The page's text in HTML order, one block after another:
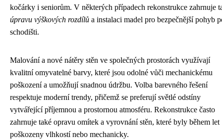
kočárky i seniorům. V některých případech rekonstrukce zahrnuje
úpravu výškových rozdílů a instalaci madel pro bezpečnější pohyb
schodišti.
Malování a nové nátěry stěn ve společných prostorách využívají
kvalitní omyvatelné barvy, které jsou odolné vůči mechanickému
poškození a umožňují snadnou údržbu. Volba barevného řešení
respektuje moderní trendy, přičemž se preferují světlé odstíny
vytvářející příjemnou a prostornou atmosféru. Rekonstrukce často
zahrnuje také opravu omítek a vyrovnání stěn, které byly během let
poškozeny vlhkostí nebo mechanicky.